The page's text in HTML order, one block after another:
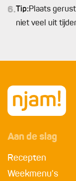
6. Tip:Plaats
niet veel uit
Aan de slag
Recepten
Weekmenu's